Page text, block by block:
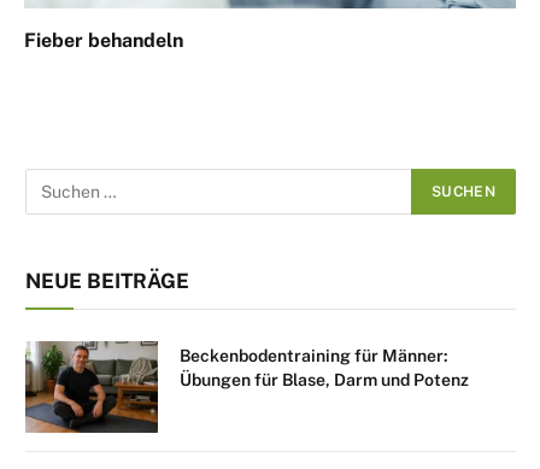
Fieber behandeln
NEUE BEITRÄGE
Beckenbodentraining für Männer:
Übungen für Blase, Darm und Potenz